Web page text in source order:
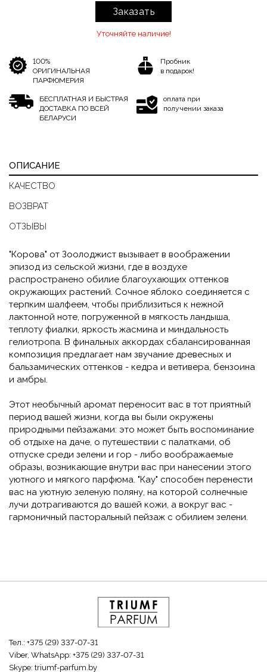
Заказать
Уточняйте наличие!
100%
ОРИГИНАЛЬНАЯ
ПАРФЮМЕРИЯ
Пробник
в подарок!
БЕСПЛАТНАЯ И БЫСТРАЯ
ДОСТАВКА ПО ВСЕЙ
БЕЛАРУСИ
оплата при
получении заказа
ОПИСАНИЕ
КАЧЕСТВО
ВОЗВРАТ
ОТЗЫВЫ
"Корова" от Зоолоджист вызывает в воображении
эпизод из сельской жизни, где в воздухе
распространено обилие благоухающих оттенков
окружающих растений. Сочное яблоко соединяется с
терпким шалфеем, чтобы приблизиться к нежной
лактонной ноте, погруженной в мягкость ландыша,
теплоту фиалки, яркость жасмина и миндальность
гелиотропа. В финальных аккордах сбалансированная
композиция предлагает нам звучание древесных и
бальзамических оттенков - кедра и ветивера, бензоина
и амбры.
Этот необычный аромат переносит вас в тот приятный
период вашей жизни, когда вы были окружены
природными пейзажами: это может быть воспоминание
об отдыхе на даче, о путешествии с палатками, об
отпуске среди зелени и гор - либо воображаемые
образы, возникающие внутри вас при нанесении этого
уютного и мягкого парфюма. "Кау" способен перенести
вас на уютную зеленую поляну, на которой солнечные
лучи дотрагиваются до вашей кожи, а вокруг вас -
гармоничный пасторальный пейзаж с обилием зелени.
Тел.: +375 (29) 337-07-31
Viber, WhatsApp: +375 (29) 337-07-31
Skype: triumf-parfum.by